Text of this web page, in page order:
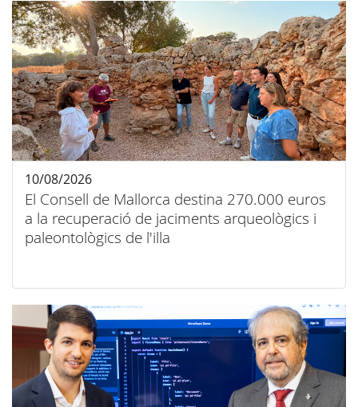
El Consell de Mallorca destina 270.000 euros
a la recuperació de jaciments arqueològics i
paleontològics de l'illa
10/08/2026